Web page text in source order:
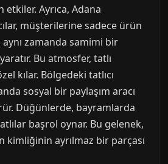
Ayrıca, Adana
müşterilerine sadece ürün
zamanda samimi bir
Bu atmosfer, tatlı
kılar. Bölgedeki tatlıcı
sosyal bir paylaşım aracı
Düğünlerde, bayramlarda
başrol oynar. Bu gelenek,
kimliğinin ayrılmaz bir parçası